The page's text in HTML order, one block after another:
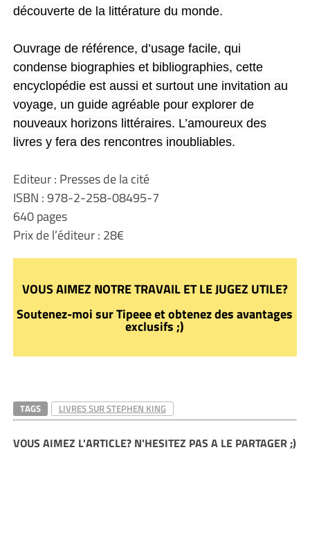
découverte de la littérature du monde.
Ouvrage de référence, d’usage facile, qui
condense biographies et bibliographies, cette
encyclopédie est aussi et surtout une invitation au
voyage, un guide agréable pour explorer de
nouveaux horizons littéraires. L’amoureux des
livres y fera des rencontres inoubliables.
Editeur : Presses de la cité
ISBN : 978-2-258-08495-7
640 pages
Prix de l’éditeur : 28€
VOUS AIMEZ NOTRE TRAVAIL ET LE JUGEZ UTILE?
Soutenez-moi sur Tipeee et obtenez des avantages
exclusifs ;)
TAGS LIVRES SUR STEPHEN KING
VOUS AIMEZ L'ARTICLE? N'HESITEZ PAS A LE PARTAGER ;)